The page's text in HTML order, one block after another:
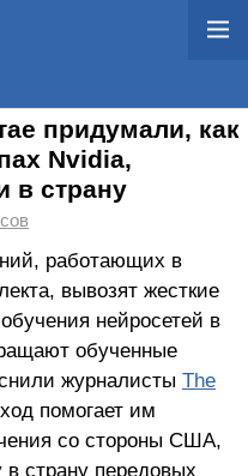
придумали, как
Nvidia,
в страну
работающих в
вывозят жесткие
нейросетей в
обученные
журналисты The
помогает им
со стороны США,
в страну передовых